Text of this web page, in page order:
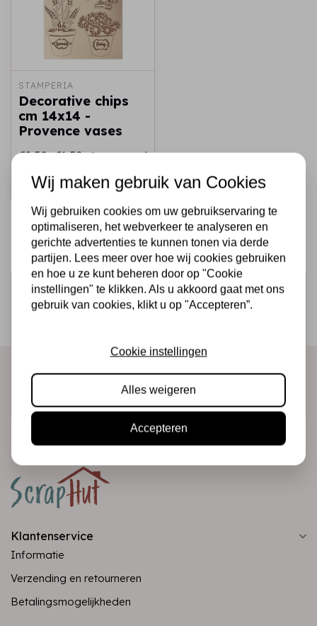
STAMPERIA
Decorative chips
cm 14x14 -
Provence vases
€2,50 €1,50 Op voorraad
Snel toevoegen
Schrijf je in voor de nieuwsbrief
Ontvang als eerste onze actie en nieuwe producten
Klantenservice
Informatie
Verzending en retourneren
Betalingsmogelijkheden
Wij maken gebruik van Cookies
Wij gebruiken cookies om uw gebruikservaring te
optimaliseren, het webverkeer te analyseren en
gerichte advertenties te kunnen tonen via derde
partijen. Lees meer over hoe wij cookies gebruiken
en hoe u ze kunt beheren door op "Cookie
instellingen" te klikken. Als u akkoord gaat met ons
gebruik van cookies, klikt u op "Accepteren”.
Cookie instellingen
Alles weigeren
Accepteren